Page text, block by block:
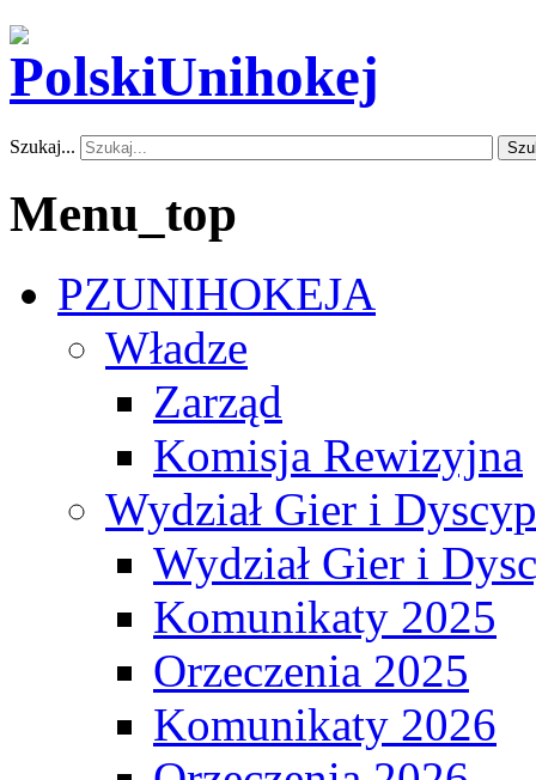
Szukaj...
Menu_top
PZUNIHOKEJA
Władze
Zarząd
Komisja Rewizyjna
Wydział Gier i
Wydział Gier i
Komunikaty 2025
Orzeczenia 2025
Komunikaty 2026